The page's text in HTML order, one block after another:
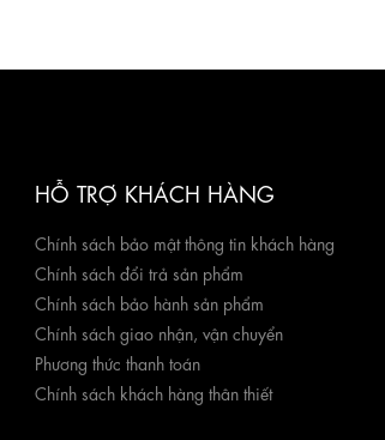
HỖ TRỢ KHÁCH HÀNG
Chính sách bảo mật thông tin khách hàng
Chính sách đổi trả sản phẩm
Chính sách bảo hành sản phẩm
Chính sách giao nhận, vận chuyển
Phương thức thanh toán
Chính sách khách hàng thân thiết